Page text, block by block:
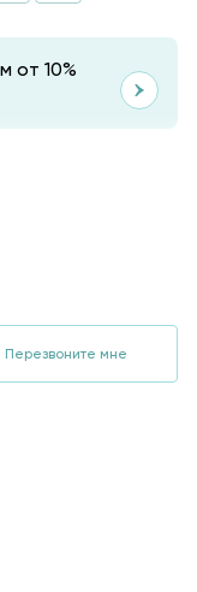
от 10%
Перезвоните мне